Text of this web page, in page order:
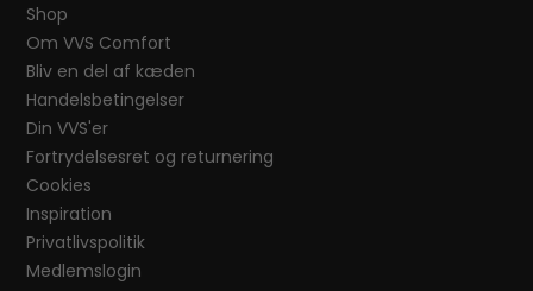
Shop
Om VVS Comfort
Bliv en del af kæden
Handelsbetingelser
Din VVS'er
Fortrydelsesret og returnering
Cookies
Inspiration
Privatlivspolitik
Medlemslogin